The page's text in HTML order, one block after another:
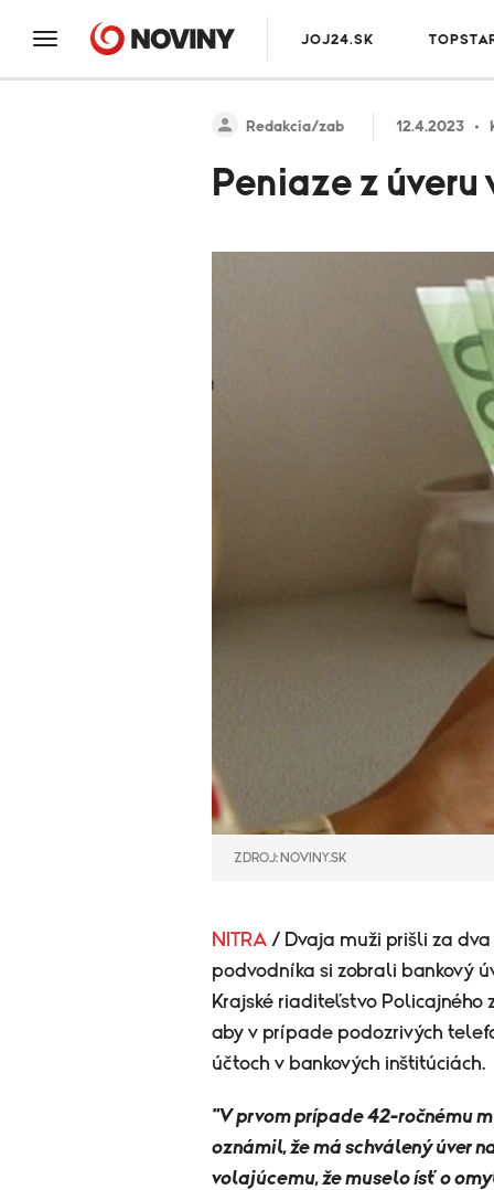
JOJ24.SK
Redakcia/zab 12.4.2023
Peniaze z
ZDROJ: NOVINY.SK
NITRA / Dvaja muži prišli za
podvodníka si zobrali bankový
Krajské riaditeľstvo Policajného
aby v prípade podozrivých
účtoch v bankových inštitúciách.
"V prvom prípade 42-ročnému
oznámil, že má schválený úver
volajúcemu, že muselo ísť o